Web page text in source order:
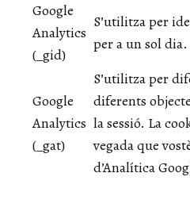
Google
Analytics
(_gid)
S’utilitza per
per a un sol dia.
Google
Analytics
(_gat)
S’utilitza per
diferents
la sessió. La
vegada que
d’Analítica